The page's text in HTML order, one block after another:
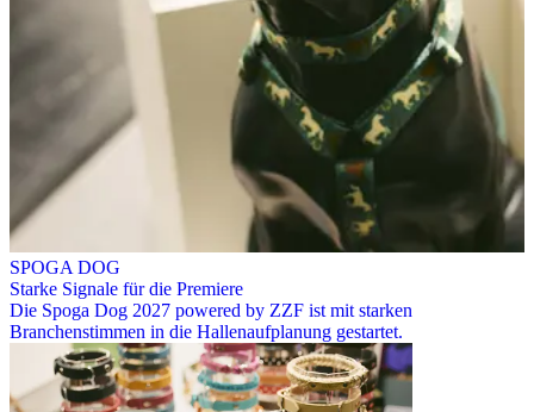
SPOGA DOG
Starke Signale für die Premiere
Die Spoga Dog 2027 powered by ZZF ist mit starken
Branchenstimmen in die Hallenaufplanung gestartet.